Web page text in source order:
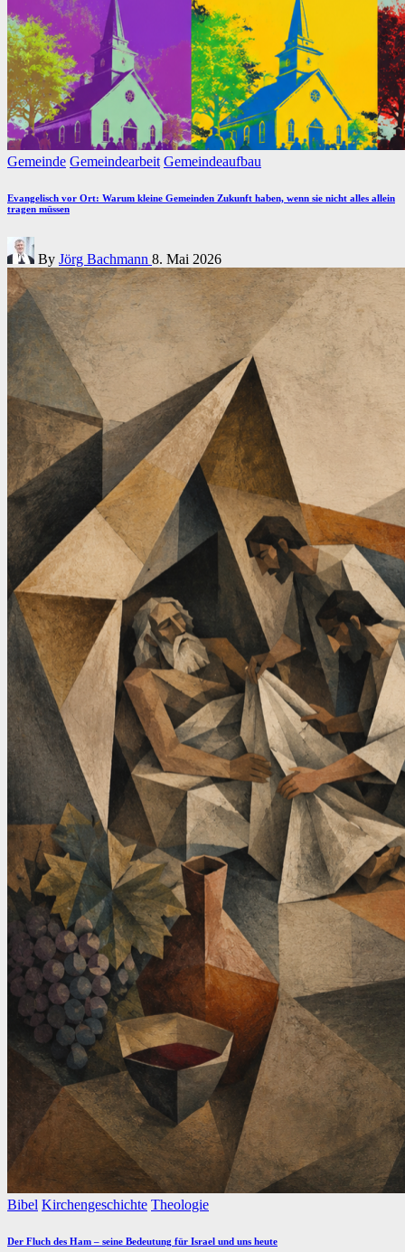
Posted
Gemeinde Gemeindearbeit Gemeindeaufbau
Evangelisch vor Ort: Warum kleine Gemeinden Zukunft haben, wenn sie nicht alles allein
tragen müssen
Posted
by
By Jörg Bachmann 8. Mai 2026
Posted
Bibel Kirchengeschichte Theologie
Der Fluch des Ham – seine Bedeutung für Israel und uns heute